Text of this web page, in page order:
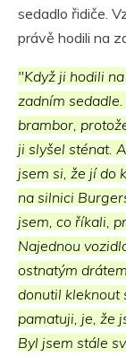
sedadlo řidiče.
právě hodili na
"Když ji hodili
zadním
brambor,
ji slyšel sténat.
jsem si, že jí do
na silnici
jsem, co říkali,
Najednou
ostnatým
donutil kleknout
pamatuji, je, že
Byl jsem stále